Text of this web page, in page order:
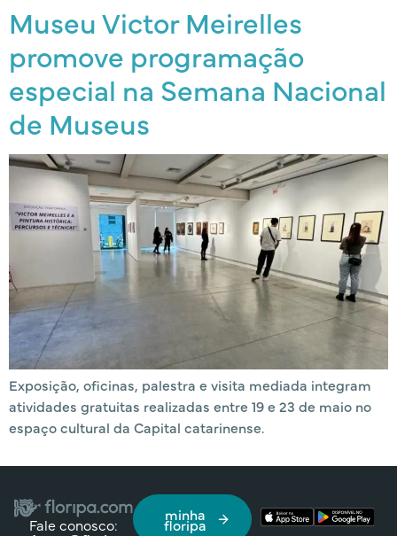
Museu Victor Meirelles
promove programação
especial na Semana Nacional
de Museus
Exposição, oficinas, palestra e visita mediada integram
atividades gratuitas realizadas entre 19 e 23 de maio no
espaço cultural da Capital catarinense.
Fale conosco:
minha
floripa